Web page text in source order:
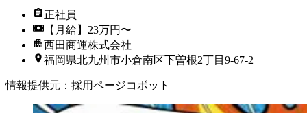
正社員
【月給】23万円〜
西田商運株式会社
福岡県北九州市小倉南区下曽根2丁目9-67-2
情報提供元 ： 採用ページコボット